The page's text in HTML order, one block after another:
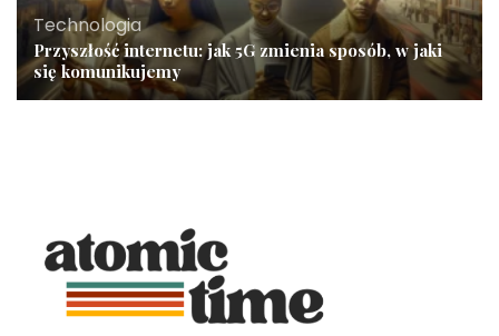
Technologia
Przyszłość internetu: jak 5G zmienia sposób, w jaki
się komunikujemy